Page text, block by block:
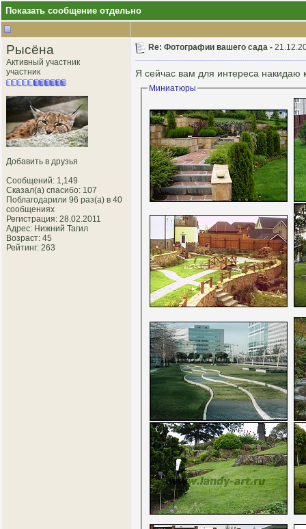
Показать сообщение отдельно
Рысёна
Активный участник
участник
Добавить в друзья
Сообщений: 1,149
Сказал(а) спасибо: 107
Поблагодарили 96 раз(а) в 40
сообщениях
Регистрация: 28.02.2011
Адрес: Нижний Тагил
Возраст: 45
Рейтинг: 263
Re: Фотографии вашего сада -
Я сейчас вам для интереса накидаю
Миниатюры